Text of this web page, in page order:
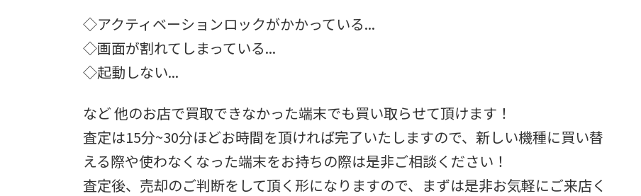
◇アクティベーションロックがかかっている...
◇画面が割れてしまっている...
◇起動しない...
など 他のお店で買取できなかった端末でも買い取らせて頂けます！
査定は15分~30分ほどお時間を頂ければ完了いたしますので、新しい機種に買い替
える際や使わなくなった端末をお持ちの際は是非ご相談ください！
査定後、売却のご判断をして頂く形になりますので、まずは是非お気軽にご来店く